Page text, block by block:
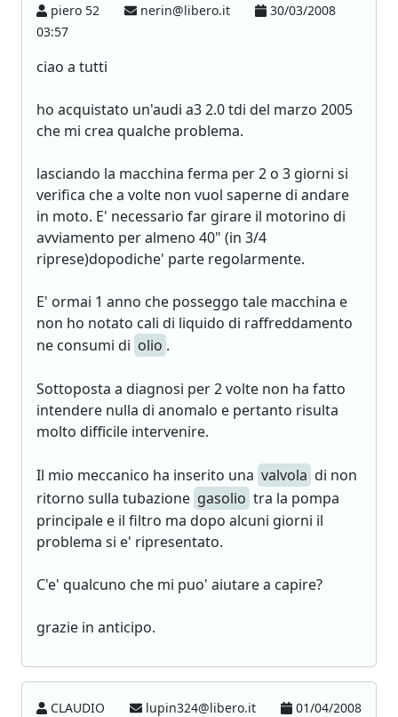
piero 52 nerin@libero.it
30/03/2008
03:57
ciao a tutti
ho acquistato un'audi a3 2.0 tdi del marzo 2005
che mi crea qualche problema.
lasciando la macchina ferma per 2 o 3 giorni si
verifica che a volte non vuol saperne di andare
in moto. E' necessario far girare il motorino di
avviamento per almeno 40" (in 3/4
riprese)dopodiche' parte regolarmente.
E' ormai 1 anno che posseggo tale macchina e
non ho notato cali di liquido di raffreddamento
ne consumi di olio .
Sottoposta a diagnosi per 2 volte non ha fatto
intendere nulla di anomalo e pertanto risulta
molto difficile intervenire.
Il mio meccanico ha inserito una valvola di non
ritorno sulla tubazione gasolio tra la pompa
principale e il filtro ma dopo alcuni giorni il
problema si e' ripresentato.
C'e' qualcuno che mi puo' aiutare a capire?
grazie in anticipo.
CLAUDIO lupin324@libero.it
01/04/2008